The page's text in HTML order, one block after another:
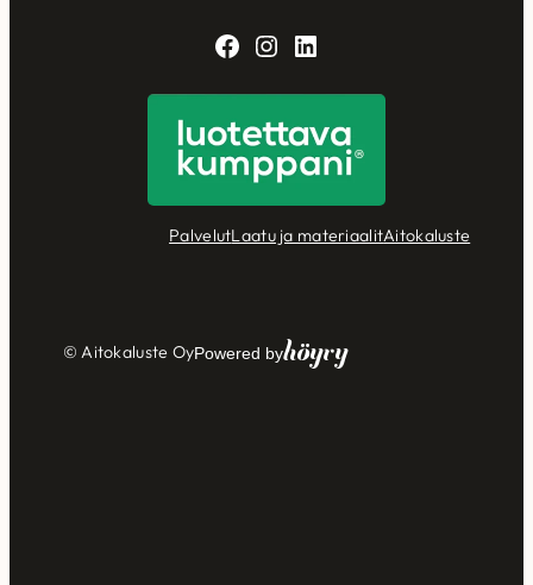
Facebook
Instagram
LinkedIn
PalvelutLaatu ja materiaalitAitokaluste
© Aitokaluste OyPowered byHöyry